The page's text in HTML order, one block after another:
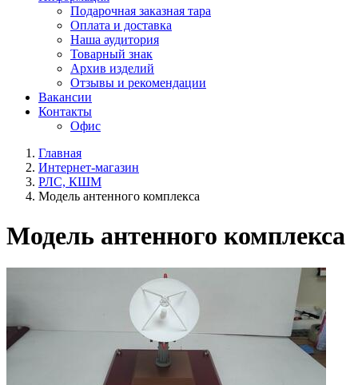
Подарочная заказная тара
Оплата и доставка
Наша аудитория
Товарный знак
Архив изделий
Отзывы и рекомендации
Вакансии
Контакты
Офис
Главная
Интернет-магазин
РЛС, КШМ
Модель антенного комплекса
Модель антенного комплекса